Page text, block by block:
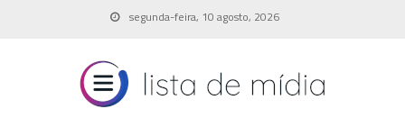
segunda-feira, 10 agosto, 2026